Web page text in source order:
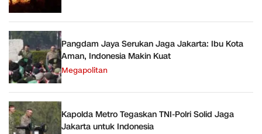
Pangdam Jaya Serukan Jaga Jakarta: Ibu Kota
Aman, Indonesia Makin Kuat
Megapolitan
Kapolda Metro Tegaskan TNI-Polri Solid Jaga
Jakarta untuk Indonesia